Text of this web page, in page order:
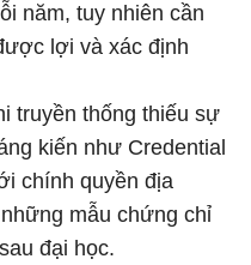
năm, tuy nhiên cần
lợi và xác định
truyền thống thiếu sự
kiến như Credential
chính quyền địa
mẫu chứng chỉ
đại học.